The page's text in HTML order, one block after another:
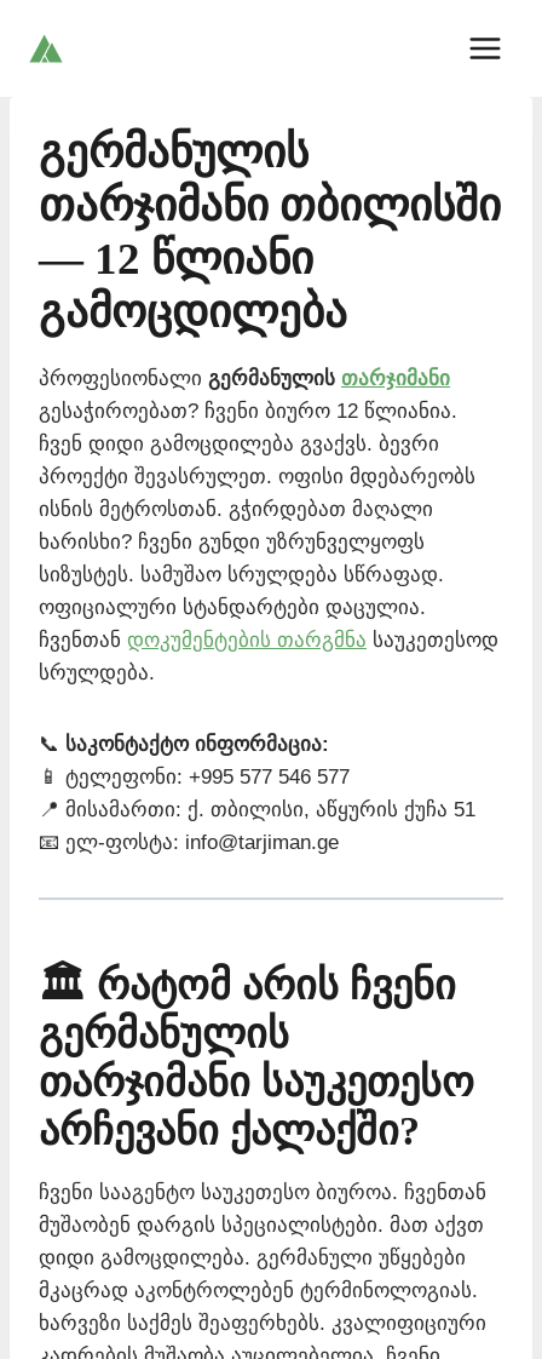
გერმანულის
თარჯიმანი თბილისში
— 12 წლიანი
გამოცდილება
პროფესიონალი გერმანულის თარჯიმანი
გესაჭიროებათ? ჩვენი ბიურო 12 წლიანია.
ჩვენ დიდი გამოცდილება გვაქვს. ბევრი
პროექტი შევასრულეთ. ოფისი მდებარეობს
ისნის მეტროსთან. გჭირდებათ მაღალი
ხარისხი? ჩვენი გუნდი უზრუნველყოფს
სიზუსტეს. სამუშაო სრულდება სწრაფად.
ოფიციალური სტანდარტები დაცულია.
ჩვენთან დოკუმენტების თარგმნა საუკეთესოდ
სრულდება.
📞 საკონტაქტო ინფორმაცია:
📱 ტელეფონი: +995 577 546 577
📍 მისამართი: ქ. თბილისი, აწყურის ქუჩა 51
📧 ელ-ფოსტა: info@tarjiman.ge
🏛️ რატომ არის ჩვენი
გერმანულის
თარჯიმანი საუკეთესო
არჩევანი ქალაქში?
ჩვენი სააგენტო საუკეთესო ბიუროა. ჩვენთან
მუშაობენ დარგის სპეციალისტები. მათ აქვთ
დიდი გამოცდილება. გერმანული უწყებები
მკაცრად აკონტროლებენ ტერმინოლოგიას.
ხარვეზი საქმეს შეაფერხებს. კვალიფიციური